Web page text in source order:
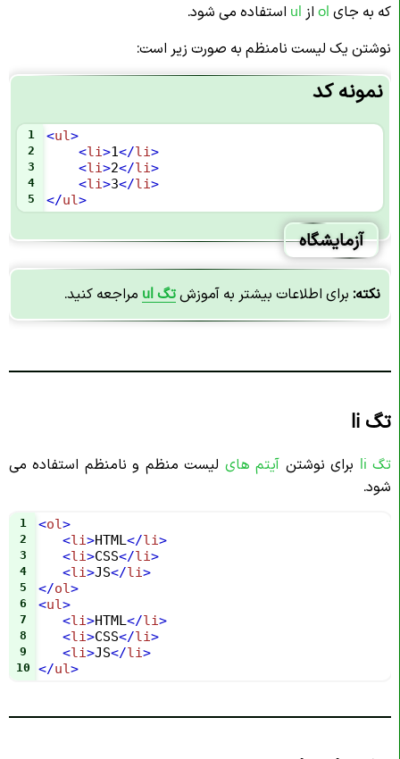
که به جای ol از ul استفاده می شود.
نوشتن یک لیست نامنظم به صورت زیر است:
نمونه کد
1 <ul>
2 <li>1</li>
3 <li>2</li>
4 <li>3</li>
5 </ul>
آزمایشگاه
نکته: برای اطلاعات بیشتر به آموزش تگ ul مراجعه کنید.
تگ li
تگ li برای نوشتن آیتم های لیست منظم و نامنظم استفاده می
شود.
1 <ol>
2 <li>HTML</li>
3 <li>CSS</li>
4 <li>JS</li>
5 </ol>
6 <ul>
7 <li>HTML</li>
8 <li>CSS</li>
9 <li>JS</li>
10 </ul>